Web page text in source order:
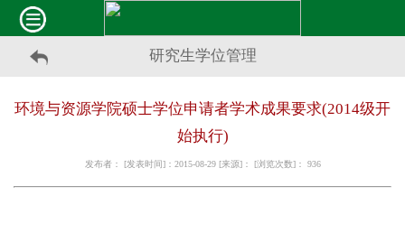
研究生学位管理
环境与资源学院硕士学位申请者学术成果要求(2014级开
始执行)
发布者： [发表时间]：2015-08-29 [来源]： [浏览次数]： 936